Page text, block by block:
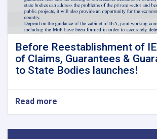
Before Reestablishment of
of Claims, Guarantees &
to State Bodies launches!
Read more
Before
of